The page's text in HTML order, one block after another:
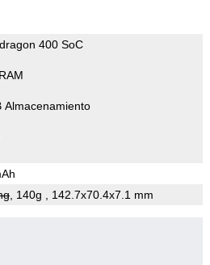
400 SoC
Almacenamiento
, 140g , 142.7x70.4x7.1 mm